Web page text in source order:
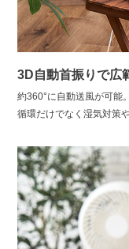
3D自動首振りで広
約360°に自動送風が可能
循環だけでなく湿気対策